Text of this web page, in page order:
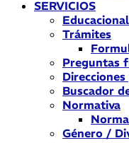
SERVICIOS
Trámites
Preguntas
Buscador
Normativa
Género /